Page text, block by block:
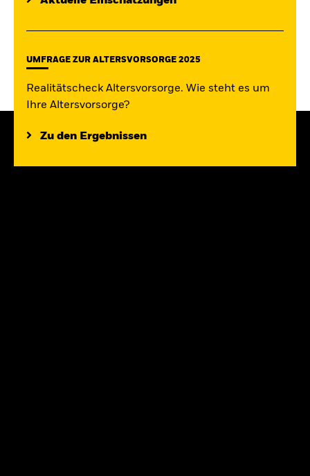
UMFRAGE ZUR ALTERSVORSORGE 2025
Realitätscheck Altersvorsorge. Wie steht es um
Ihre Altersvorsorge?
Zu den Ergebnissen